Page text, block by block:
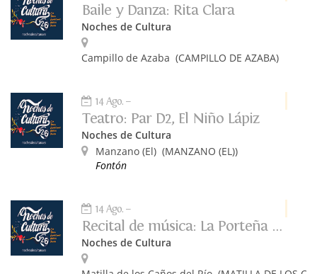
Baile y Danza: Rita Clara
Noches de Cultura
Campillo de Azaba (CAMPILLO DE AZABA)
14 Ago.
Teatro: Par D2, El Niño Lápiz
Noches de Cultura
Manzano (El) (MANZANO (EL))
Fontón
14 Ago.
Recital de música: La Porteña Tango
Noches de Cultura